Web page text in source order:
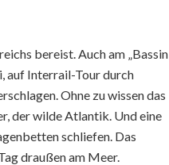
bereist. Auch am „Bassin
auf Interrail-Tour durch
Ohne zu wissen das
der wilde Atlantik. Und eine
schliefen. Das
draußen am Meer.